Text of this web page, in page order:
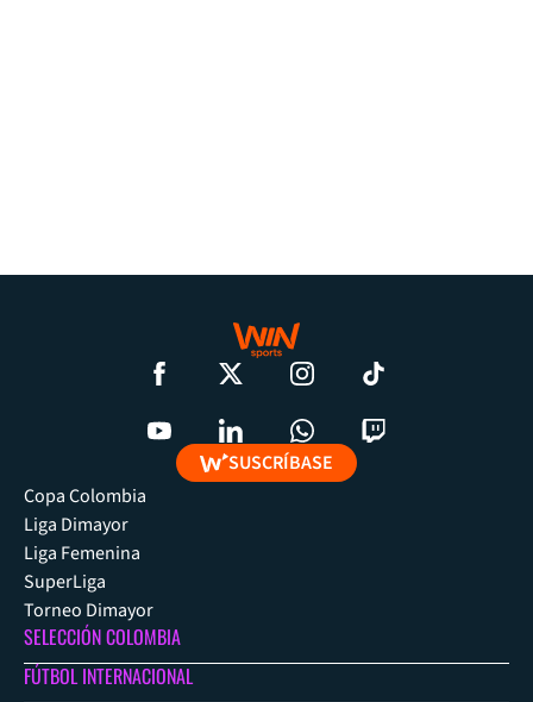
SUSCRÍBASE
Copa Colombia
Liga Dimayor
Liga Femenina
SuperLiga
Torneo Dimayor
SELECCIÓN COLOMBIA
FÚTBOL INTERNACIONAL